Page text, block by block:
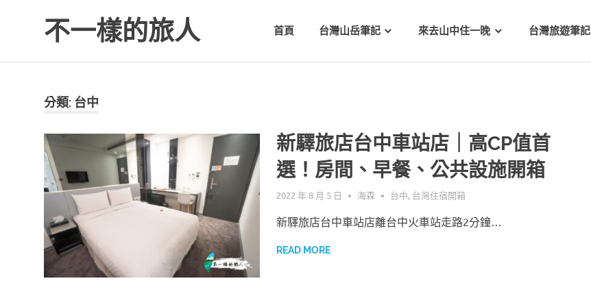
不一樣的旅人 首頁 台灣山岳筆記 來去山中住一晚 台灣旅遊筆記
分類: 台中
新驛旅店台中車站店｜高CP值首
選！房間、早餐、公共設施開箱
2022 年 8 月 5 日 海森 台中, 台灣住宿開箱
新驛旅店台中車站店離台中火車站走路2分鐘…
READ MORE